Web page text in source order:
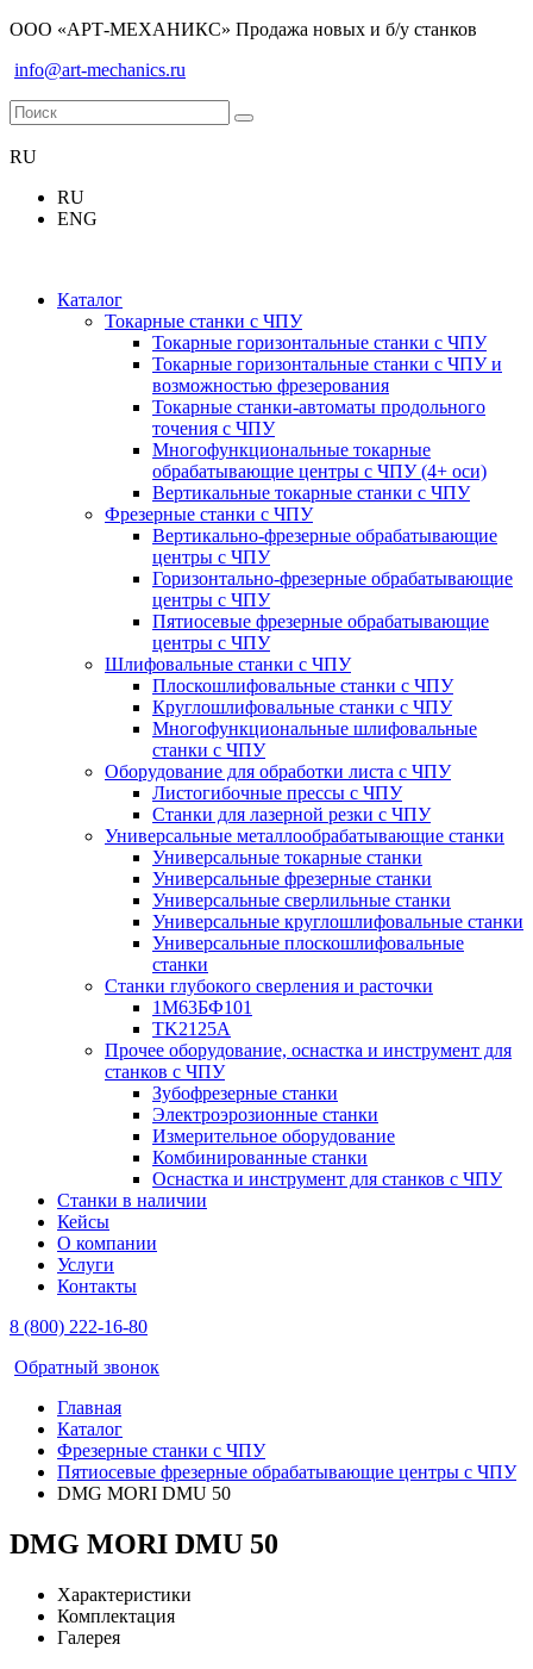
ООО «АРТ-МЕХАНИКС» Продажа новых и б/у станков
info@art-mechanics.ru
RU
RU
ENG
Каталог
Токарные станки с ЧПУ
Токарные горизонтальные станки с ЧПУ
Токарные горизонтальные станки с ЧПУ и
возможностью фрезерования
Токарные станки-автоматы продольного
точения с ЧПУ
Многофункциональные токарные
обрабатывающие центры с ЧПУ (4+ оси)
Вертикальные токарные станки с ЧПУ
Фрезерные станки с ЧПУ
Вертикально-фрезерные обрабатывающие
центры с ЧПУ
Горизонтально-фрезерные обрабатывающие
центры с ЧПУ
Пятиосевые фрезерные обрабатывающие
центры с ЧПУ
Шлифовальные станки с ЧПУ
Плоскошлифовальные станки с ЧПУ
Круглошлифовальные станки с ЧПУ
Многофункциональные шлифовальные
станки с ЧПУ
Оборудование для обработки листа с ЧПУ
Листогибочные прессы с ЧПУ
Станки для лазерной резки с ЧПУ
Универсальные металлообрабатывающие станки
Универсальные токарные станки
Универсальные фрезерные станки
Универсальные сверлильные станки
Универсальные круглошлифовальные станки
Универсальные плоскошлифовальные
станки
Станки глубокого сверления и расточки
1М63БФ101
TK2125A
Прочее оборудование, оснастка и инструмент для
станков с ЧПУ
Зубофрезерные станки
Электроэрозионные станки
Измерительное оборудование
Комбинированные станки
Оснастка и инструмент для станков с ЧПУ
Станки в наличии
Кейсы
О компании
Услуги
Контакты
8 (800) 222-16-80
Обратный звонок
Главная
Каталог
Фрезерные станки с ЧПУ
Пятиосевые фрезерные обрабатывающие центры с ЧПУ
DMG MORI DMU 50
DMG MORI DMU 50
Характеристики
Комплектация
Галерея